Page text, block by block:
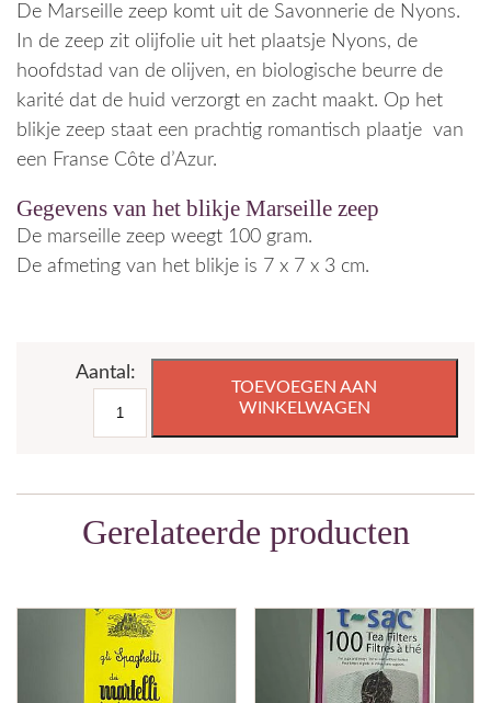
De Marseille zeep komt uit de Savonnerie de Nyons.
In de zeep zit olijfolie uit het plaatsje Nyons, de
hoofdstad van de olijven, en biologische beurre de
karité dat de huid verzorgt en zacht maakt. Op het
blikje zeep staat een prachtig romantisch plaatje van
een Franse Côte d’Azur.
Gegevens van het blikje Marseille zeep
De marseille zeep weegt 100 gram.
De afmeting van het blikje is 7 x 7 x 3 cm.
Côte
d'Azur
-
gram
aantal
TOEVOEGEN AAN
WINKELWAGEN
Gerelateerde producten